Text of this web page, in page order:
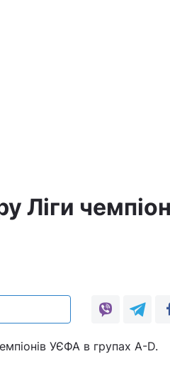
Ліги
УЄФА в групах A-D.